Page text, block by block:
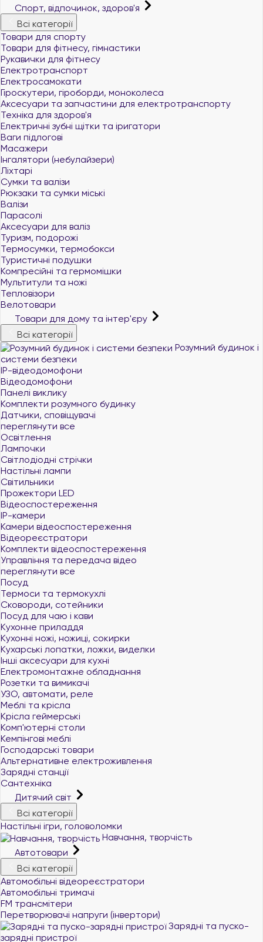
Спорт, відпочинок, здоров'я
Всі категорії
Товари для спорту
Товари для фітнесу, гімнастики
Рукавички для фітнесу
Електротранспорт
Електросамокати
Гіроскутери, гіроборди, моноколеса
Аксесуари та запчастини для електротранспорту
Техніка для здоров'я
Електричні зубні щітки та іригатори
Ваги підлогові
Масажери
Інгалятори (небулайзери)
Ліхтарі
Сумки та валізи
Рюкзаки та сумки міські
Валізи
Парасолі
Аксесуари для валіз
Туризм, подорожі
Термосумки, термобокси
Туристичні подушки
Компресійні та гермомішки
Мультитули та ножі
Тепловізори
Велотовари
Товари для дому та інтер'єру
Всі категорії
Розумний будинок і
системи безпеки
IP-відеодомофони
Відеодомофони
Панелі виклику
Комплекти розумного будинку
Датчики, сповіщувачі
переглянути все
Освітлення
Лампочки
Світлодіодні стрічки
Настільні лампи
Світильники
Прожектори LED
Відеоспостереження
IP-камери
Камери відеоспостереження
Відеореєстратори
Комплекти відеоспостереження
Управління та передача відео
переглянути все
Посуд
Термоси та термокухлі
Сковороди, сотейники
Посуд для чаю і кави
Кухонне приладдя
Кухонні ножі, ножиці, сокирки
Кухарські лопатки, ложки, виделки
Інші аксесуари для кухні
Електромонтажне обладнання
Розетки та вимикачі
УЗО, автомати, реле
Меблі та крісла
Крісла геймерські
Комп'ютерні столи
Кемпінгові меблі
Господарські товари
Альтернативне електроживлення
Зарядні станції
Сантехніка
Дитячий світ
Всі категорії
Настільні ігри, головоломки
Навчання, творчість
Автотовари
Всі категорії
Автомобільні відеореєстратори
Автомобільні тримачі
FM трансмітери
Перетворювачі напруги (інвертори)
Зарядні та пуско-
зарядні пристрої